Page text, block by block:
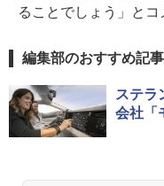
ることでしょう」とコ
編集部のおすすめ記事
ステラ
会社「